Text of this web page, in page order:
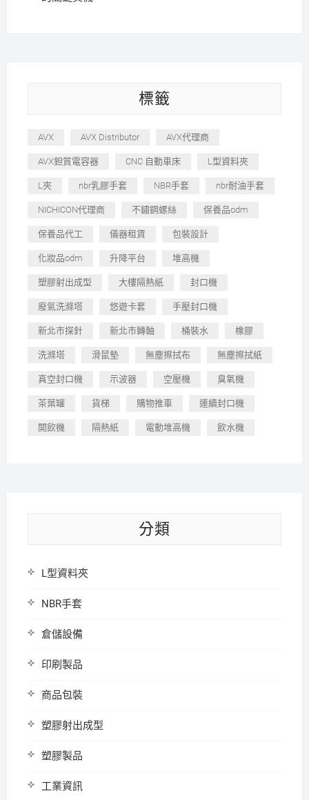
標籤
AVX AVX Distributor AVX代理商
AVX鉭質電容器 CNC 自動車床 L型資料夾
L夾 nbr乳膠手套 NBR手套 nbr耐油手套
NICHICON代理商 不鏽鋼螺絲 保養品odm
保養品代工 儀器租賃 包裝設計
化妝品odm 升降平台 堆高機
塑膠射出成型 大樓隔熱紙 封口機
廢氣洗滌塔 悠遊卡套 手壓封口機
新北市探針 新北市轉軸 桶裝水 橡膠
洗滌塔 滑鼠墊 無塵擦拭布 無塵擦拭紙
真空封口機 示波器 空壓機 臭氧機
茶葉罐 貨梯 購物推車 連續封口機
開飲機 隔熱紙 電動堆高機 飲水機
分類
L型資料夾
NBR手套
倉儲設備
印刷製品
商品包裝
塑膠射出成型
塑膠製品
工業資訊